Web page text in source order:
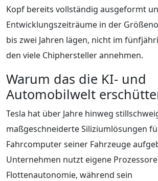
Kopf bereits vollständig ausgeformt
Entwicklungszeiträume in der
bis zwei Jahren lägen, nicht im
den viele Chiphersteller annehmen.
Warum das die KI- und
Automobilwelt
Tesla hat über Jahre hinweg
maßgeschneiderte Siliziumlösungen
Fahrcomputer seiner Fahrzeuge
Unternehmen nutzt eigene
Flottenautonomie, während sein